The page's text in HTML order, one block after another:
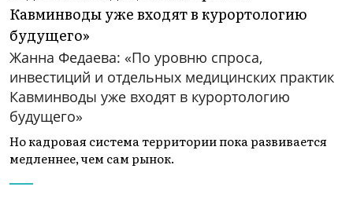
Жанна Федаева: «По уровню спроса,
инвестиций и отдельных медицинских практик
Кавминводы уже входят в курортологию
будущего»
Но кадровая система территории пока развивается
медленнее, чем сам рынок.